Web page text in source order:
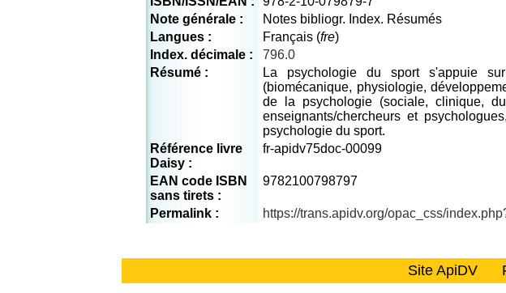
Note générale :
Notes bibliogr. Index. Résumés
Langues :
Français (fre)
Index. décimale :
796.0
Résumé :
La psychologie du sport s'appuie
(biomécanique, physiologie,
de la psychologie (sociale, clinique,
enseignants/chercheurs et
psychologie du sport.
Référence livre
Daisy :
fr-apidv75doc-00099
EAN code ISBN
sans tirets :
9782100798797
Permalink : https://trans.apidv.org/opac_css/
Site ApiDV